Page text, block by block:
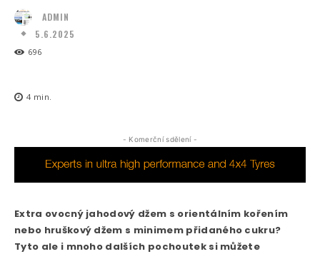
ADMIN
5.6.2025
696
4 min.
- Komerční sdělení -
Extra ovocný jahodový džem s orientálním kořením
nebo hruškový džem s minimem přidaného cukru?
Tyto ale i mnoho dalších pochoutek si můžete